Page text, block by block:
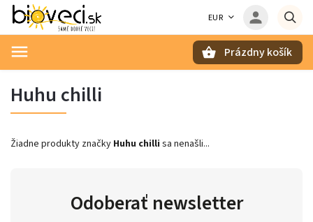
EUR
Prázdny košík
Huhu chilli
Žiadne produkty značky Huhu chilli sa nenašli...
Odoberať newsletter